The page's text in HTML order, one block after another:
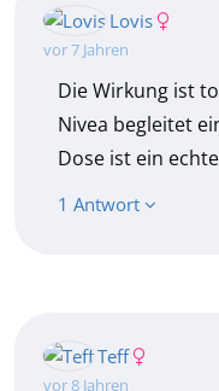
Lovis
vor 7 Jahren
Die Wirkung ist
Nivea begleitet
Dose ist ein
1 Antwort
Teff
vor 8 Jahren